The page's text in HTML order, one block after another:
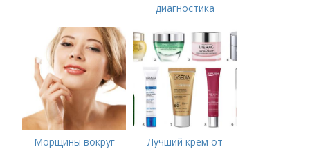
диагностика
Морщины вокруг
Лучший крем от